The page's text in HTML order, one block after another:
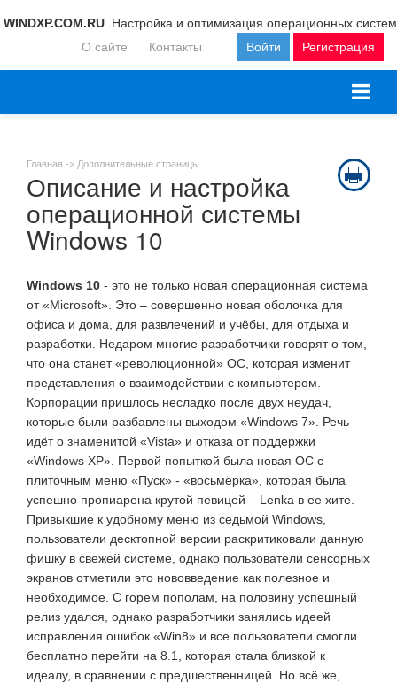
WINDXP.COM.RU Настройка и оптимизация операционных систем
Войти
Регистрация
О сайте Контакты
Главная -> Дополнительные страницы
Описание и настройка
операционной системы
Windows 10
Windows 10 - это не только новая операционная система
от «Microsoft». Это – совершенно новая оболочка для
офиса и дома, для развлечений и учёбы, для отдыха и
разработки. Недаром многие разработчики говорят о том,
что она станет «революционной» ОС, которая изменит
представления о взаимодействии с компьютером.
Корпорации пришлось несладко после двух неудач,
которые были разбавлены выходом «Windows 7». Речь
идёт о знаменитой «Vista» и отказа от поддержки
«Windows XP». Первой попыткой была новая ОС с
плиточным меню «Пуск» - «восьмёрка», которая была
успешно пропиарена крутой певицей – Lenka в ее хите.
Привыкшие к удобному меню из седьмой Windows,
пользователи десктопной версии раскритиковали данную
фишку в свежей системе, однако пользователи сенсорных
экранов отметили это нововведение как полезное и
необходимое. С горем пополам, на половину успешный
релиз удался, однако разработчики занялись идеей
исправления ошибок «Win8» и все пользователи смогли
бесплатно перейти на 8.1, которая стала близкой к
идеалу, в сравнении с предшественницей. Но всё же,